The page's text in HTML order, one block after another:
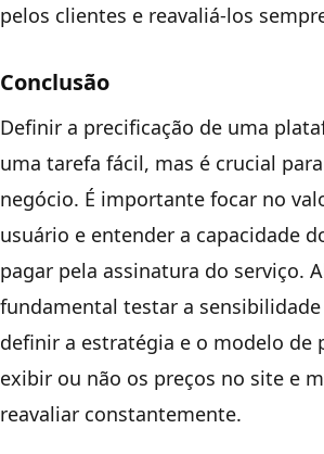
pelos clientes e reavaliá-los
Conclusão
Definir a precificação de uma
uma tarefa fácil, mas é crucial
negócio. É importante focar no
usuário e entender a capacidade
pagar pela assinatura do serviço.
fundamental testar a sensibilidade
definir a estratégia e o modelo de
exibir ou não os preços no site e
reavaliar constantemente.